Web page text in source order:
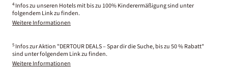
4 Infos zu unseren Hotels mit bis zu 100% Kinderermäßigung sind unter
folgendem Link zu finden.
Weitere Informationen
5 Infos zur Aktion "DERTOUR DEALS – Spar dir die Suche, bis zu 50 % Rabatt"
sind unter folgendem Link zu finden.
Weitere Informationen